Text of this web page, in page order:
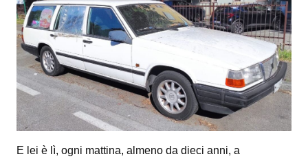
E lei è lì, ogni mattina, almeno da dieci anni, a